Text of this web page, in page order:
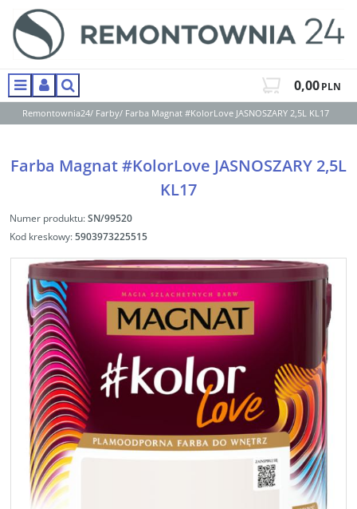
MenuPanelSzukaj 0,00PLN
Remontownia24/ Farby/ Farba Magnat #KolorLove JASNOSZARY 2,5L KL17
Farba Magnat #KolorLove JASNOSZARY 2,5L
KL17
Numer produktu:SN/99520
Kod kreskowy:5903973225515